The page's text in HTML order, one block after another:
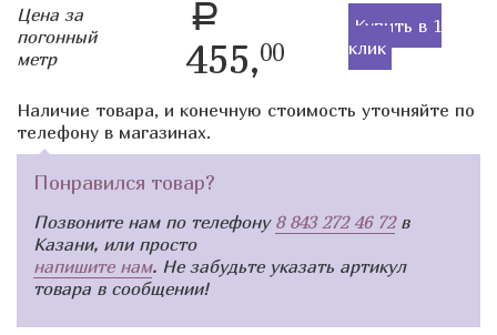
Цена за
погонный
метр
a
455,00
Купить в 1
клик
Наличие товара, и конечную стоимость уточняйте по
телефону в магазинах.
Понравился товар?
Позвоните нам по телефону 8 843 272 46 72в
Казани, или просто
напишите нам. Не забудьте указать артикул
товара в сообщении!